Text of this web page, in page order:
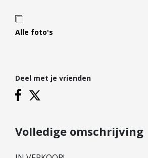
Hypotheek oversluiten
Hypotheek verhogen
Banken
Duurzame hypotheek
Contact
Alle foto's
Deel met je vrienden
Volledige omschrijving